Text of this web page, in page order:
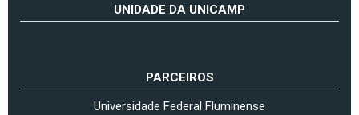
UNIDADE DA UNICAMP
PARCEIROS
Universidade Federal Fluminense